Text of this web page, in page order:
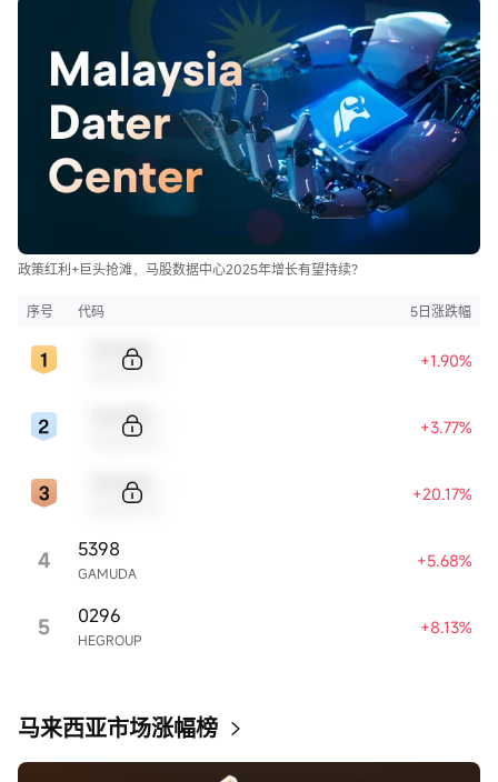
政策红利+巨头抢滩，马股数据中心2025年增长有望持续？
序号 代码 5日涨跌幅
+1.90%
+3.77%
+20.17%
4 GAMUDA
5398 +5.68%
5 HEGROUP
0296 +8.13%
马来西亚市场涨幅榜